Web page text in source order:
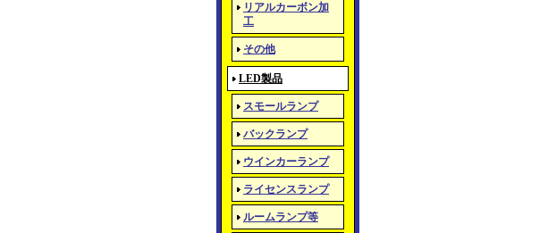
リアルカーボン加
工
その他
LED製品
スモールランプ
バックランプ
ウインカーランプ
ライセンスランプ
ルームランプ等